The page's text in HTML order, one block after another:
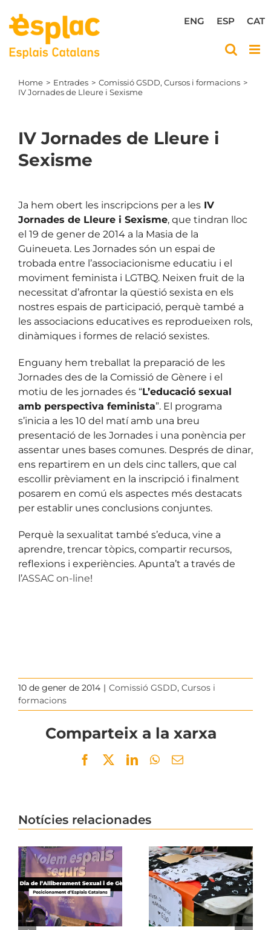
content
CAT
ESP
ENG
Home Entrades Comissió GSDD Cursos i formacions
IV Jornades de Lleure i Sexisme
IV Jornades de Lleure i
Sexisme
Larger
Image
Ja hem obert les inscripcions per a les IV
Jornades de Lleure i Sexisme, que tindran lloc
el 19 de gener de 2014 a la Masia de la
Guineueta. Les Jornades són un espai de
trobada entre l’associacionisme educatiu i el
moviment feminista i LGTBQ. Neixen fruit de la
necessitat d’afrontar la qüestió sexista en els
nostres espais de participació, perquè també a
les associacions educatives es reprodueixen rols,
dinàmiques i formes de relació sexistes.
Enguany hem treballat la preparació de les
Jornades des de la Comissió de Gènere i el
motiu de les jornades és “L’educació sexual
amb perspectiva feminista”. El programa
s’inicia a les 10 del matí amb una breu
presentació de les Jornades i una ponència per
assentar unes bases comunes. Després de dinar,
ens repartirem en un dels cinc tallers, que cal
escollir prèviament en la inscripció i finalment
posarem en comú els aspectes més destacats
per establir unes conclusions conjuntes.
Perquè la sexualitat també s’educa, vine a
aprendre, trencar tòpics, compartir recursos,
reflexions i experiències. Apunta’t a través de
l’ASSAC on-line!
10 de gener de 2014 | Comissió GSDD, Cursos i
formacions
Comparteix a la xarxa
Facebook
TwitterLinkedInWhatsApp
Email
Notícies relacionades